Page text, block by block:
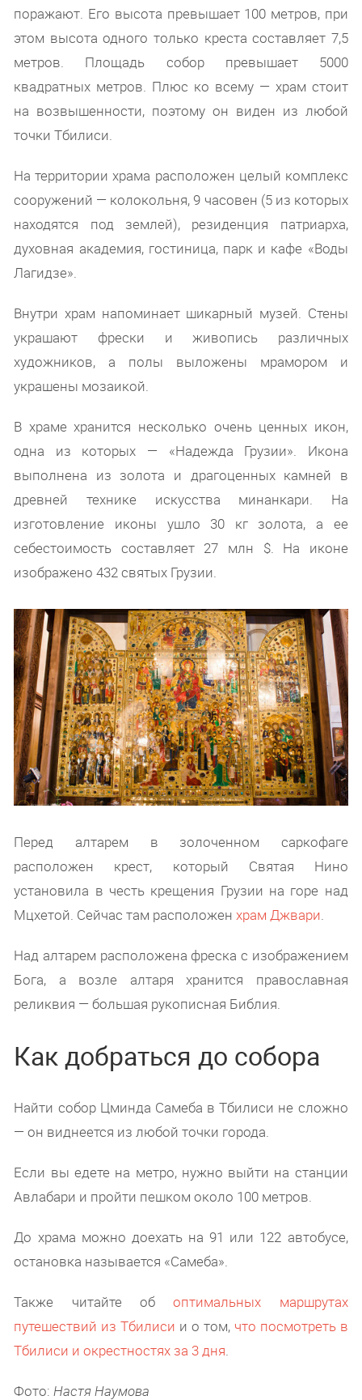
поражают. Его высота превышает 100 метров, при
этом высота одного только креста составляет 7,5
метров. Площадь собор превышает 5000
квадратных метров. Плюс ко всему — храм стоит
на возвышенности, поэтому он виден из любой
точки Тбилиси.
На территории храма расположен целый комплекс
сооружений — колокольня, 9 часовен (5 из которых
находятся под землей), резиденция патриарха,
духовная академия, гостиница, парк и кафе «Воды
Лагидзе».
Внутри храм напоминает шикарный музей. Стены
украшают фрески и живопись различных
художников, а полы выложены мрамором и
украшены мозаикой.
В храме хранится несколько очень ценных икон,
одна из которых — «Надежда Грузии». Икона
выполнена из золота и драгоценных камней в
древней технике искусства минанкари. На
изготовление иконы ушло 30 кг золота, а ее
себестоимость составляет 27 млн $. На иконе
изображено 432 святых Грузии.
Перед алтарем в золоченном саркофаге
расположен крест, который Святая Нино
установила в честь крещения Грузии на горе над
Мцхетой. Сейчас там расположенхрам Джвари
Над алтарем расположена фреска с изображением
Бога, а возле алтаря хранится православная
реликвия — большая рукописная Библия.
Как добраться до собора
Найти собор Цминда Самеба в Тбилиси не сложно
— он виднеется из любой точки города.
Если вы едете на метро, нужно выйти на станции
Авлабари и пройти пешком около 100 метров.
До храма можно доехать на 91 или 122 автобусе,
остановка называется «Самеба».
Также читайте обоптимальных маршрутах
путешествий из Тбилиси и о том, что посмотреть в
Тбилиси и окрестностях за 3 дня
Фото: Настя Наумова